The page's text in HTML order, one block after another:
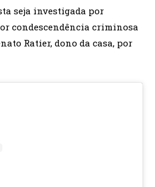
seja investigada por
condescendência criminosa
Ratier, dono da casa, por